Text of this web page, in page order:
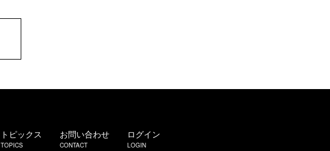
トピックス
TOPICS
お問い合わせ
CONTACT
ログイン
LOGIN